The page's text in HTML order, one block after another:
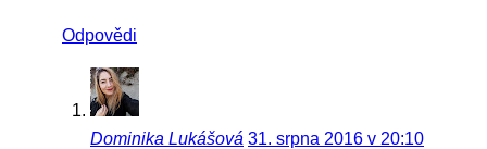
Odpovědi
Dominika Lukášová 31. srpna 2016 v 20:10